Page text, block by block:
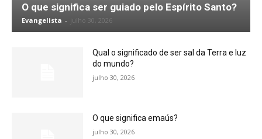
O que significa ser guiado pelo Espírito Santo?
Evangelista - julho 30, 2026
Qual o significado de ser sal da Terra e luz
do mundo?
julho 30, 2026
O que significa emaús?
julho 30, 2026